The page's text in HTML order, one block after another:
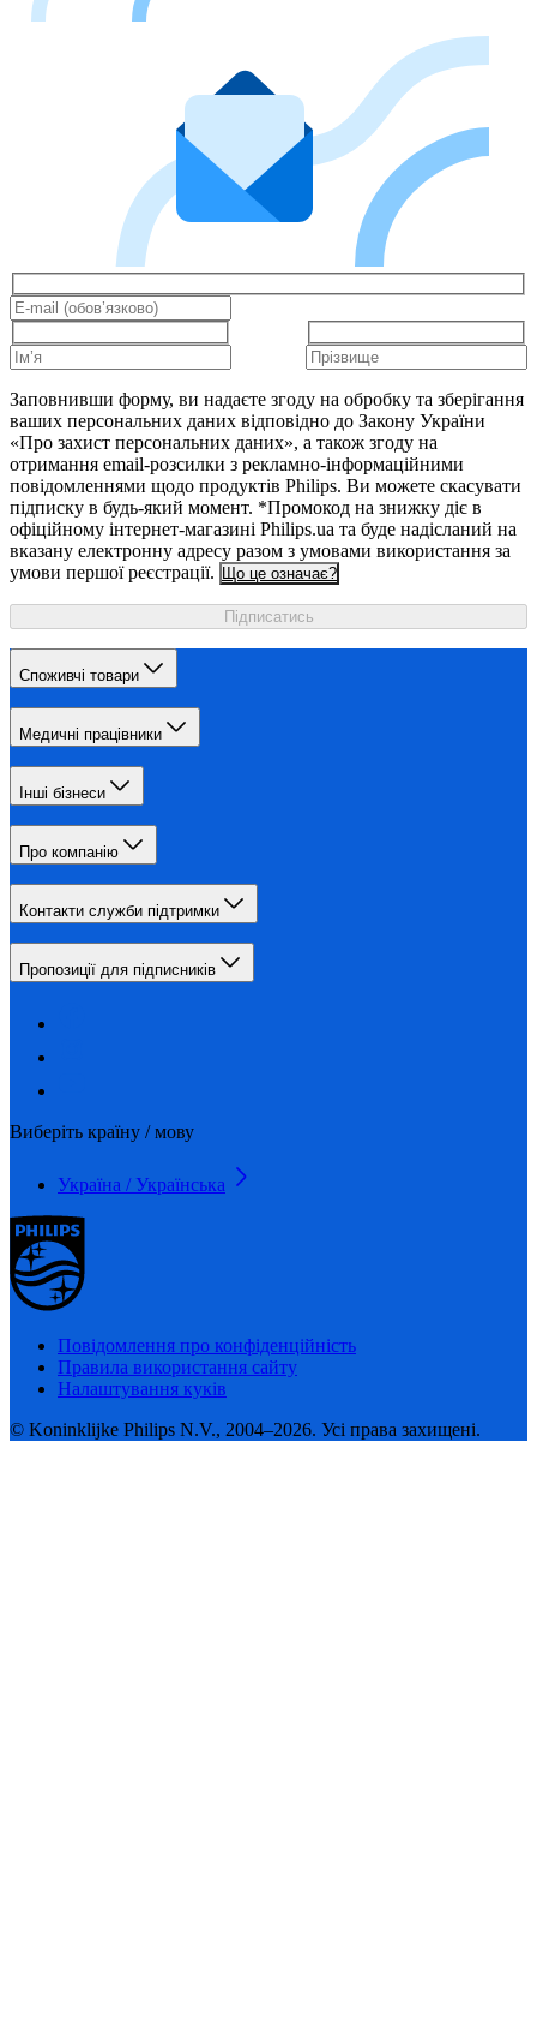
Заповнивши форму, ви надаєте згоду на обробку та зберігання
ваших персональних даних відповідно до Закону України
«Про захист персональних даних», а також згоду на
отримання email-розсилки з рекламно-інформаційними
повідомленнями щодо продуктів Philips. Ви можете скасувати
підписку в будь-який момент. *Промокод на знижку діє в
офіційному інтернет-магазині Philips.ua та буде надісланий на
вказану електронну адресу разом з умовами використання за
умови першої реєстрації. Що це означає?
Підписатись
Споживчі товари
Медичні працівники
Інші бізнеси
Про компанію
Контакти служби підтримки
Пропозиції для підписників
Виберіть країну / мову
Україна / Українська
Повідомлення про конфіденційність
Правила використання сайту
Налаштування куків
© Koninklijke Philips N.V., 2004–2026. Усі права захищені.